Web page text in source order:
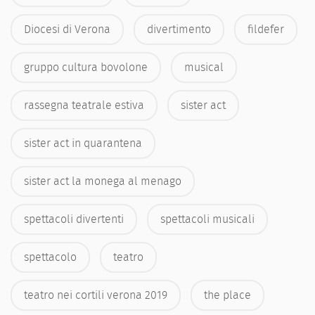
Diocesi di Verona divertimento fildefer
gruppo cultura bovolone musical
rassegna teatrale estiva sister act
sister act in quarantena
sister act la monega al menago
spettacoli divertenti spettacoli musicali
spettacolo teatro
teatro nei cortili verona 2019 the place